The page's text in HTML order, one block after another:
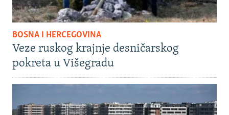
BOSNA I HERCEGOVINA
Veze ruskog krajnje desničarskog
pokreta u Višegradu